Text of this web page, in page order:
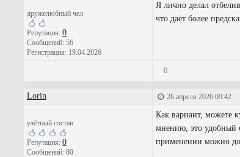
дружелюбный чел
Репутация: 0
Сообщений: 56
Регистрация: 19.04.2026
Я лично делал
что даёт более
0
Lorin 26 апреля 2026 09:42
улётный состав
Репутация: 0
Сообщений: 80
Как вариант, можете
мнению, это удобный
применении можно